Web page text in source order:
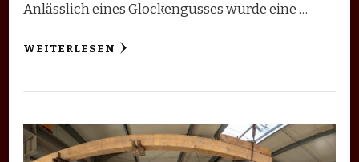
Anlässlich eines Glockengusses wurde eine …
WEITERLESEN